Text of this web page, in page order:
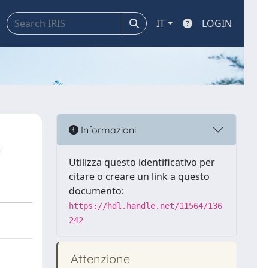
IT LOGIN
Informazioni
Utilizza questo identificativo per
citare o creare un link a questo
documento:
https://hdl.handle.net/11564/136
242
Attenzione